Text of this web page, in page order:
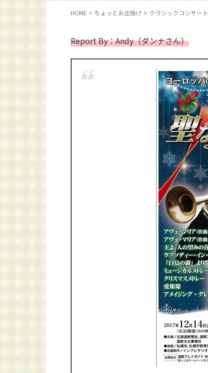
HOME > ちょっとお出掛け > クラシックコンサート
Report By：Andy（ダンナさん）